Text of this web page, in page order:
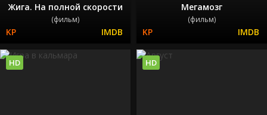
Жига. На полной скорости
(фильм)
Мегамозг
(фильм)
HD HD